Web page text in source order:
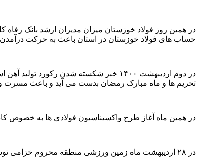
در همین روز فولاد خوزستان میزان مدیران ارشد بانک
حساب های فولاد خوزستان در استان باعث به حرکت
تحریم ها و ماه مبارک رمضان بدست می آید و باعث مسرت
در همین ماه آغاز طرح واکسیناسیون فولادی ها به خصوص
در ۲۸ اردیبهشت ماه زمین ورزشی منطقه محروم خزامی توسط فولاد خوزستان به پایه های روشنی مجهز می شود.